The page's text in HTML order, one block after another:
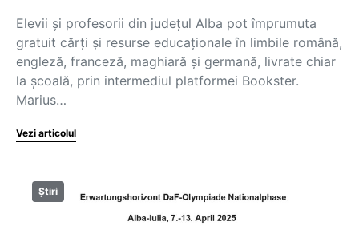
Elevii și profesorii din județul Alba pot împrumuta
gratuit cărți și resurse educaționale în limbile română,
engleză, franceză, maghiară și germană, livrate chiar
la școală, prin intermediul platformei Bookster.
Marius…
Vezi articolul
Știri